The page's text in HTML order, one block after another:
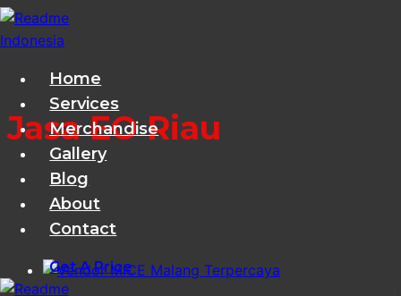
Skip
to
Home
Services
Merchandise
Gallery
Blog
About
Contact
Get A Price
Jasa EO Riau